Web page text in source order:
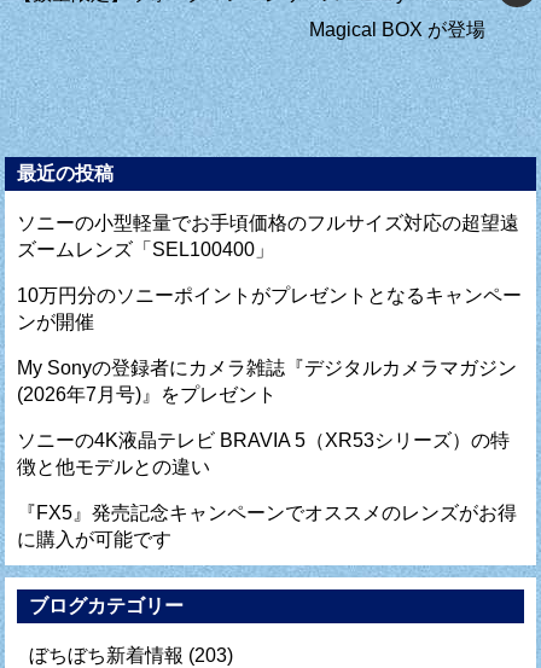
Magical BOX が登場
最近の投稿
ソニーの小型軽量でお手頃価格のフルサイズ対応の超望遠
ズームレンズ「SEL100400」
10万円分のソニーポイントがプレゼントとなるキャンペー
ンが開催
My Sonyの登録者にカメラ雑誌『デジタルカメラマガジン
(2026年7月号)』をプレゼント
ソニーの4K液晶テレビ BRAVIA 5（XR53シリーズ）の特
徴と他モデルとの違い
『FX5』発売記念キャンペーンでオススメのレンズがお得
に購入が可能です
ブログカテゴリー
ぼちぼち新着情報 (203)